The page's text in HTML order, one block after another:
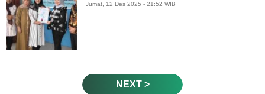
Jumat, 12 Des 2025 - 21:52 WIB
NEXT >